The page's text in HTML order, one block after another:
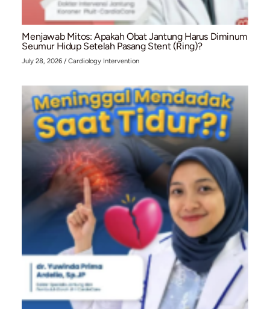
Hancurkan Mitos: Mengapa Serangan Jantung
Semakin Sering Menyerang Usia Muda?
July 28, 2026/Structural Heart Center Vascular Intervention